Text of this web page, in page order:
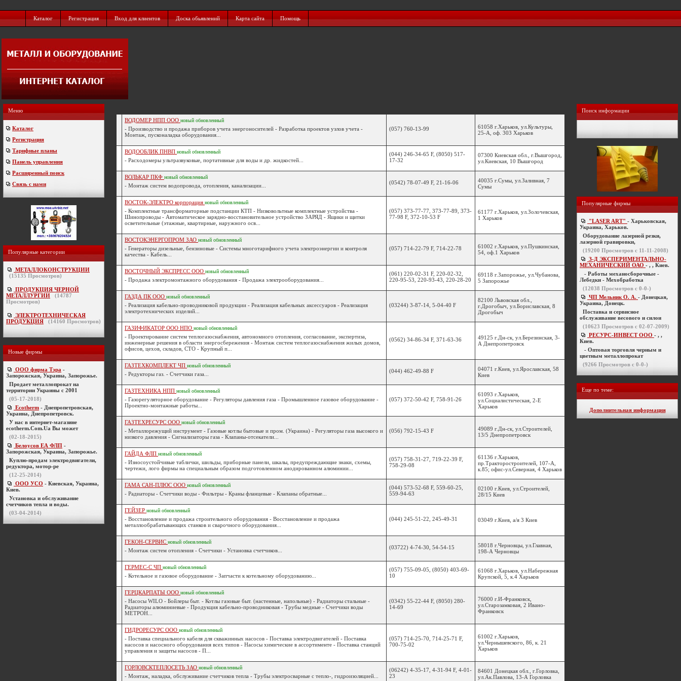
Каталог Регистрация Вход для клиентов Доска обьявлений Карта сайта Помощь
Меню
Каталог
Регистрация
Тарифные планы
Панель управления
Расширенный поиск
Связь с нами
Популярные категории
МЕТАЛЛОКОНСТРУКЦИИ
(15135 Просмотров)
ПРОДУКЦИЯ ЧЕРНОЙ
МЕТАЛЛУРГИИ
(14787
Просмотров)
ЭЛЕКТРОТЕХНИЧЕСКАЯ
ПРОДУКЦИЯ
(14160 Просмотров)
Новые фирмы
ООО фирма Тэра -
Запорожская, Украина, Запорожье.
Продает металлопрокат на
территории Украины с 2001
(05-17-2018)
Ecotherm - Днепропетровская,
Украина, Днепропетровск.
У нас в интернет-магазине
ecotherm.Com.Ua Вы может
(02-18-2015)
Белоусов ЕА ФЛП -
Запорожская, Украина, Запорожье.
Куплю-продам электродвигатели,
редуктора, мотор-ре
(12-25-2014)
ООО УСО - Киевская, Украина,
Киев.
Установка и обслуживание
счетчиков тепла и воды.
(03-04-2014)
ВОДОМЕР НПП ООО новый обновленный
- Производство и продажа приборов учета энергоносителей - Разработка проектов узлов учета -
Монтаж, пусконаладка оборудования...
(057) 760-13-99
61058 г.Харьков, ул.Культуры,
25-А, оф. 303 Харьков
ВОДООБЛИК ПНВП новый обновленный
- Расходомеры ультразвуковые, портативные для воды и др. жидкостей...
(044) 246-34-65 F, (8050) 517-
17-32
07300 Киевская обл., г.Вышгород,
ул.Киевская, 10 Вышгород
ВОЛЬКАР ПКФ новый обновленный
- Монтаж систем водопровода, отопления, канализации... (0542) 78-07-49 F, 21-16-06
40035 г.Сумы, ул.Заливная, 7
Сумы
ВОСТОК-ЭЛЕКТРО корпорация новый обновленный
- Комплектные трансформаторные подстанции КТП - Низковольтные комплектные устройства -
Шинопроводы - Автоматическое зарядно-восстановительное устройство ЗАРЯД - Ящики и щитки
осветительные (этажные, квартирные, наружного осв...
(057) 373-77-77, 373-77-89, 373-
77-98 F, 372-10-53 F
61177 г.Харьков, ул.Золочевская,
1 Харьков
ВОСТОКЭНЕРГОПРОМ ЗАО новый обновленный
- Генераторы дизельные, бензиновые - Системы многотарифного учета электроэнергии и контроля
качества - Кабель...
(057) 714-22-79 F, 714-22-78
61002 г.Харьков, ул.Пушкинская,
54, оф.1 Харьков
ВОСТОЧНЫЙ ЭКСПРЕСС ООО новый обновленный
- Продажа электромонтажного оборудования - Продажа электрооборудования...
(061) 220-02-31 F, 220-02-32,
220-95-53, 220-93-43, 220-28-20
69118 г.Запорожье, ул.Чубанова,
5 Запорожье
ГАЗДА ПК ООО новый обновленный
- Реализация кабельно-проводниковой продукции - Реализация кабельных аксессуаров - Реализация
электротехнических изделий...
(03244) 3-87-14, 5-04-40 F
82100 Львовская обл.,
г.Дрогобыч, ул.Бориславская, 8
Дрогобыч
ГАЗИФИКАТОР ООО НПО новый обновленный
- Проектирование систем теплогазоснабжения, автономного отопления, согласование, экспертиза,
инженерные решения в области энергосбережения - Монтаж систем теплогазоснабжения жилых домов,
офисов, цехов, складов, СТО - Крупный п...
(0562) 34-86-34 F, 371-63-36
49125 г.Дн-ск, ул.Березинская, 3-
А Днепропетровск
ГАЗТЕХКОМПЛЕКТ ЧП новый обновленный
- Редукторы газ. - Счетчики газа... (044) 462-49-88 F
04071 г.Киев, ул.Ярославская, 58
Киев
ГАЗТЕХНИКА НПП новый обновленный
- Газорегуляторное оборудование - Регуляторы давления газа - Промышленное газовое оборудование -
Проектно-монтажные работы...
(057) 372-50-42 F, 758-91-26
61093 г.Харьков,
ул.Социалистическая, 2-Е
Харьков
ГАЗТЕХРЕСУРС ООО новый обновленный
- Металлорежущий инструмент - Газовые котлы бытовые и пром. (Украина) - Регуляторы газа высокого и
низкого давления - Сигнализаторы газа - Клапаны-отсекатели...
(056) 792-15-43 F
49089 г.Дн-ск, ул.Строителей,
13/5 Днепропетровск
ГАЙДА ФЛП новый обновленный
- Износоустойчивые таблички, шильды, приборные панели, шкалы, предупреждающие знаки, схемы,
чертежи, лого фирмы на специальным образом подготовленном анодированном алюминии...
(057) 758-31-27, 719-22-39 F,
758-29-08
61136 г.Харьков,
пр.Тракторостроителей, 107-А,
к.85; офис-ул.Северная, 4 Харьков
ГАМА САН-ПЛЮС ООО новый обновленный
- Радиаторы - Счетчики воды - Фильтры - Краны фланцевые - Клапаны обратные...
(044) 573-52-68 F, 559-60-25,
559-94-63
02100 г.Киев, ул.Строителей,
28/15 Киев
ГЕЙЗЕР новый обновленный
- Восстановление и продажа строительного оборудования - Восстановление и продажа
металлообрабатывающих станков и сварочного оборудования...
(044) 245-51-22, 245-49-31 03049 г.Киев, а/я 3 Киев
ГЕКОН-СЕРВИС новый обновленный
- Монтаж систем отопления - Счетчики - Установка счетчиков... (03722) 4-74-30, 54-54-15
58018 г.Черновцы, ул.Главная,
198-А Черновцы
ГЕРМЕС-С ЧП новый обновленный
- Котельное и газовое оборудование - Запчасти к котельному оборудованию...
(057) 755-09-05, (8050) 403-69-
10
61068 г.Харьков, ул.Набережная
Крупской, 5, к.4 Харьков
ГЕРЦКАРПАТЫ ООО новый обновленный
- Насосы WILO - Бойлеры быт. - Котлы газовые быт. (настенные, напольные) - Радиаторы стальные -
Радиаторы алюминиевые - Продукция кабельно-проводниковая - Трубы медные - Счетчики воды
МЕТРОН...
(0342) 55-22-44 F, (8050) 280-
14-69
76000 г.И-Франковск,
ул.Старозамковая, 2 Ивано-
Франковск
ГИДРОРЕСУРС ООО новый обновленный
- Поставка специального кабеля для скважинных насосов - Поставка электродвигателей - Поставка
насосов и насосного оборудования всех типов - Насосы химические в ассортименте - Поставка станций
управления и защиты насосов - П...
(057) 714-25-70, 714-25-71 F,
700-75-02
61002 г.Харьков,
ул.Чернышевского, 86, к. 21
Харьков
ГОРЛОВСКТЕПЛОСЕТЬ ЗАО новый обновленный
- Монтаж, наладка, обслуживание счетчиков тепла - Трубы электросварные с тепло-, гидроизоляцией...
(06242) 4-35-17, 4-31-94 F, 4-01-
23
84601 Донецкая обл., г.Горловка,
ул.Ак.Павлова, 13-А Горловка
Поиск информации
Популярные фирмы
"LASER ART" - Харьковская,
Украина, Харьков.
Оборудование лазерной резки,
лазерной гравировки,
(19200 Просмотров с 11-11-2008)
З-Д ЭКСПЕРИМЕНТАЛЬНО-
МЕХАНИЧЕСКИЙ ОАО - , , Киев.
- Работы механосборочные -
Лебедки - Мехобработка
(12038 Просмотров с 0-0-)
ЧП Мельник О. А. - Донецкая,
Украина, Донецк.
Поставка и сервисное
обслуживание весового и силои
(10623 Просмотров с 02-07-2009)
РЕСУРС-ИНВЕСТ ООО - , ,
Киев.
- Оптовая торговля черным и
цветным металлопрокат
(9266 Просмотров с 0-0-)
Еще по теме:
Дополнительная информация